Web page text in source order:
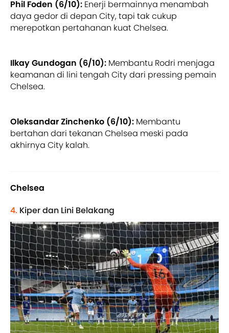
Phil Foden (6/10): Enerji bermainnya menambah
daya gedor di depan City, tapi tak cukup
merepotkan pertahanan kuat Chelsea.
Ilkay Gundogan (6/10): Membantu Rodri menjaga
keamanan di lini tengah City dari pressing pemain
Chelsea.
Oleksandar Zinchenko (6/10): Membantu
bertahan dari tekanan Chelsea meski pada
akhirnya City kalah.
Chelsea
4. Kiper dan Lini Belakang